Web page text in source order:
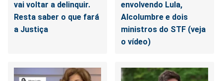
vai voltar a delinquir.
Resta saber o que fará
a Justiça
envolvendo Lula,
Alcolumbre e dois
ministros do STF (veja
o vídeo)